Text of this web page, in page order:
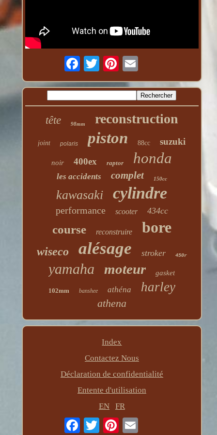
tête 98mm reconstruction
joint polaris piston 88cc suzuki
noir 400ex raptor honda
les accidents complet 150cc
kawasaki cylindre
performance scooter 434cc
course reconstruire bore
wiseco alésage stroker 450r
yamaha moteur gasket
102mm banshee athéna harley
athena
Index
Contactez Nous
Déclaration de confidentialité
Entente d'utilisation
EN
FR